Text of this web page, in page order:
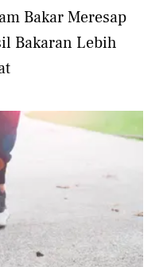
Bakar Meresap
Bakaran Lebih